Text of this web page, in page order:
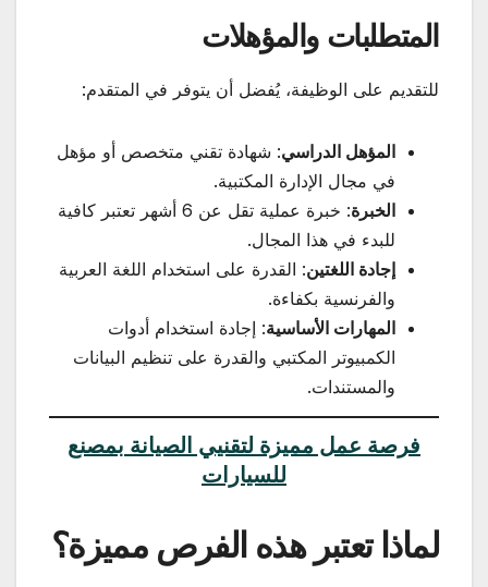
المتطلبات والمؤهلات
للتقديم على الوظيفة، يُفضل أن يتوفر في المتقدم:
المؤهل الدراسي: شهادة تقني متخصص أو مؤهل
في مجال الإدارة المكتبية.
الخبرة
: خبرة عملية تقل عن 6 أشهر تعتبر كافية
للبدء في هذا المجال.
إجادة اللغتين: القدرة على استخدام اللغة العربية
والفرنسية بكفاءة.
المهارات الأساسية: إجادة استخدام أدوات
الكمبيوتر المكتبي والقدرة على تنظيم البيانات
والمستندات.
فرصة عمل مميزة لتقنيي الصيانة بمصنع
للسيارات
لماذا تعتبر هذه الفرص مميزة؟